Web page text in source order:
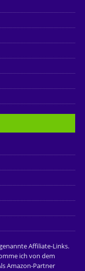
Affiliate-Links.
ich von dem
Amazon-Partner